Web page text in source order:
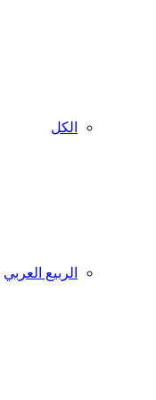
الكل
الربيع العربي